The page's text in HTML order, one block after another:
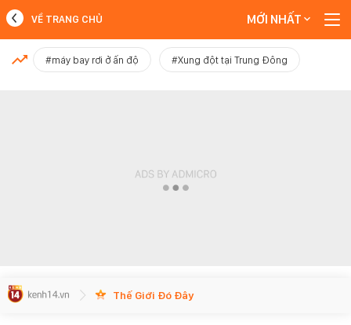
MỚI NHẤT
VỀ TRANG CHỦ MỚI NHẤT
#máy bay rơi ở ấn độ #Xung đột tại Trung Đông
Thế Giới Đó Đây